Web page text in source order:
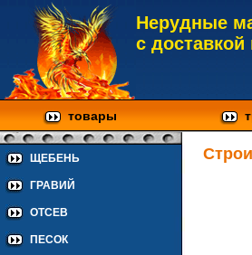
Нерудные
с
товары
ЩЕБЕНЬ
ГРАВИЙ
ОТСЕВ
ПЕСОК